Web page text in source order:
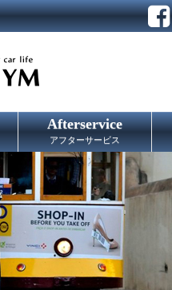
Afterservice
アフターサービス